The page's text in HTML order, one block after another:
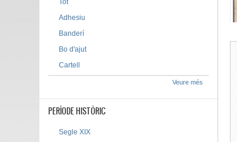
Tot
Adhesiu
Banderí
Bo d'ajut
Cartell
Veure més
PERÍODE HISTÒRIC
Segle XIX